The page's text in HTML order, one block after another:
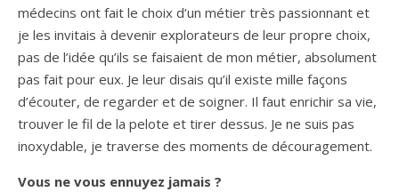
médecins ont fait le choix d’un métier très passionnant et
je les invitais à devenir explorateurs de leur propre choix,
pas de l’idée qu’ils se faisaient de mon métier, absolument
pas fait pour eux. Je leur disais qu’il existe mille façons
d’écouter, de regarder et de soigner. Il faut enrichir sa vie,
trouver le fil de la pelote et tirer dessus. Je ne suis pas
inoxydable, je traverse des moments de découragement.
Vous ne vous ennuyez jamais ?